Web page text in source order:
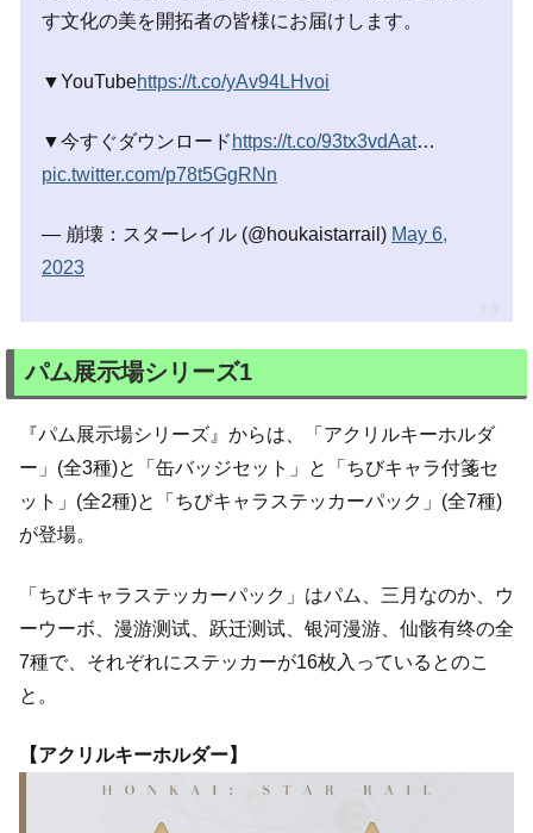
す文化の美を開拓者の皆様にお届けします。
▼YouTubehttps://t.co/yAv94LHvoi
▼今すぐダウンロード https://t.co/93tx3vdAat…
pic.twitter.com/p78t5GgRNn
— 崩壊：スターレイル (@houkaistarrail) May 6,
2023
パム展示場シリーズ1
『パム展示場シリーズ』からは、「アクリルキーホルダ
ー」(全3種)と「缶バッジセット」と「ちびキャラ付箋セ
ット」(全2種)と「ちびキャラステッカーパック」(全7種)
が登場。
「ちびキャラステッカーパック」はパム、三月なのか、ウ
ーウーボ、漫游测试、跃迁测试、银河漫游、仙骸有终の全
7種で、それぞれにステッカーが16枚入っているとのこ
と。
【アクリルキーホルダー】